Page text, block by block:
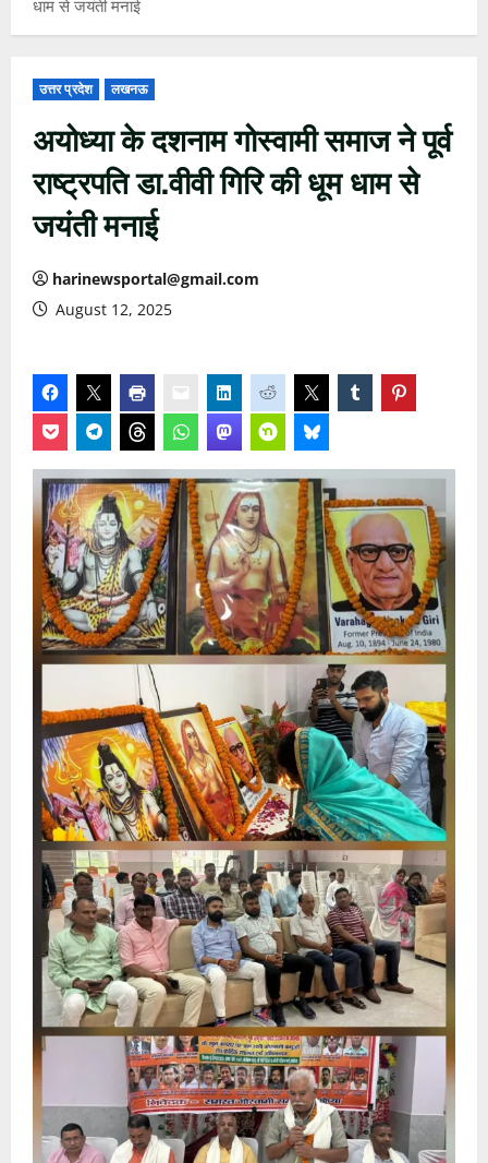
धाम से जयंती मनाई
उत्तर प्रदेश लखनऊ
अयोध्या के दशनाम गोस्वामी समाज ने पूर्व
राष्ट्रपति डा.वीवी गिरि की धूम धाम से
जयंती मनाई
harinewsportal@gmail.com
August 12, 2025